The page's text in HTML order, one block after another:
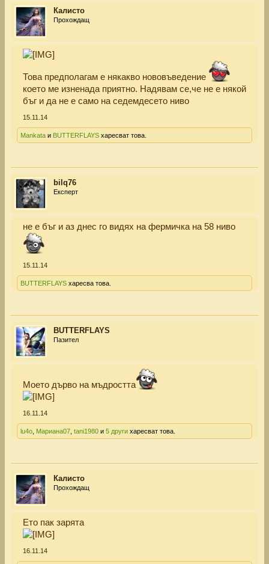
Калисто
Прохождащ
Това предполагам е някакво нововъведение
което ме изненада приятно. Надявам се,че не е някой
бъг и да не е само на седемдесето ниво
15.11.14
Mankata и BUTTERFLAYS харесват това.
bilq76
Експерт
не е бъг и аз днес го видях на фермичка на 58 ниво
15.11.14
BUTTERFLAYS харесва това.
BUTTERFLAYS
Пазител
Моето дърво на мъдростта
16.11.14
lu4o Мариана07 tani1980 и 5 други харесват това.
Калисто
Прохождащ
Ето пак зарята
16.11.14